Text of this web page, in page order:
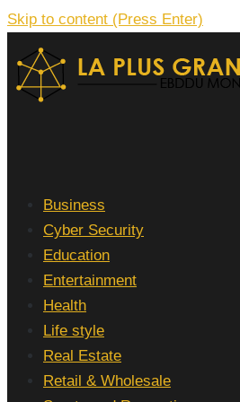
Skip to content (Press Enter)
Business
Cyber Security
Education
Entertainment
Health
Life style
Real Estate
Retail & Wholesale